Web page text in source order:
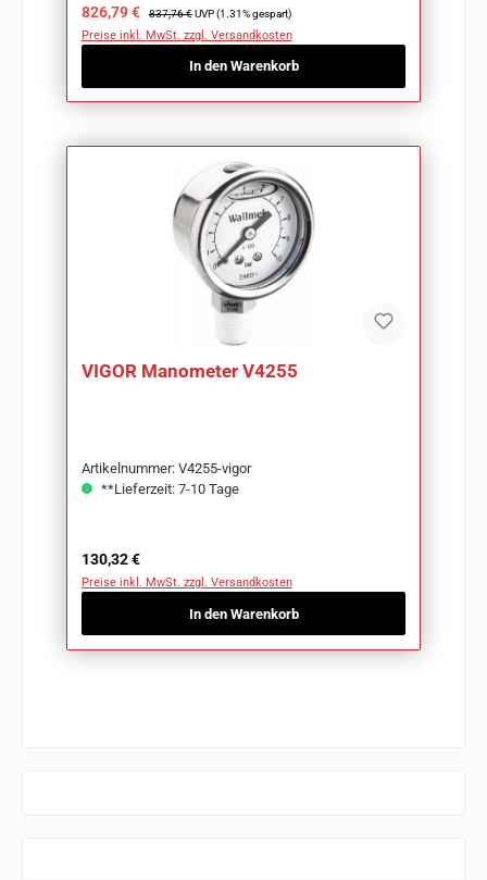
Verkaufspreis:
826,79 € Regulärer Preis:
837,76 € UVP (1.31% gespart)
Preise inkl. MwSt. zzgl. Versandkosten
In den Warenkorb
VIGOR Manometer V4255
Artikelnummer: V4255-vigor
**Lieferzeit: 7-10 Tage
Regulärer Preis:
130,32 €
Preise inkl. MwSt. zzgl. Versandkosten
In den Warenkorb